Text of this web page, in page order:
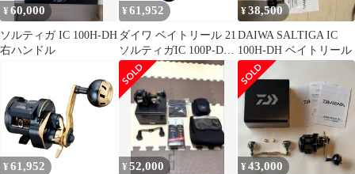
¥60,000
ソルティガ IC 100H-DH
右ハンドル
¥ 61,952
ダイワ ベイトリール 21
ソルティガIC 100P-DH
右巻
¥38,500
DAIWA SALTIGA IC
100H-DH ベイトリール
¥ 61,952 ¥52,000 ¥43,000